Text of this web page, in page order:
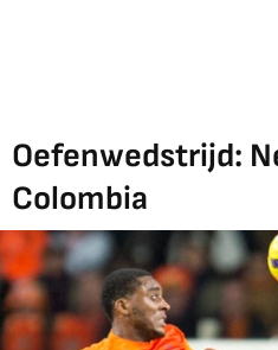
Oefenwedstrijd:
Colombia